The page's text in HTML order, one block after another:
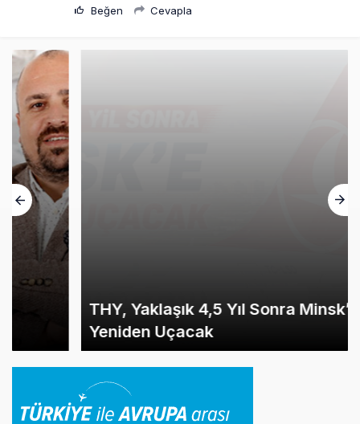
Beğen Cevapla
THY, Yaklaşık 4,5 Yıl Sonra Minsk’e
Yeniden Uçacak